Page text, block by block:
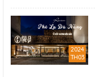
2024
TH03